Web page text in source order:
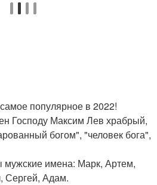
популярное в 2022!
Господу Максим Лев храбрый,
богом", "человек бога",
мужские имена: Марк, Артем,
Сергей, Адам.